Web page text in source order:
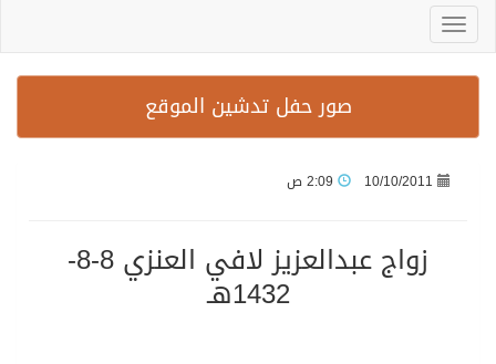
صور حفل تدشين الموقع
10/10/2011
زواج عبدالعزيز لافي العنزي 8-8-
1432هـ